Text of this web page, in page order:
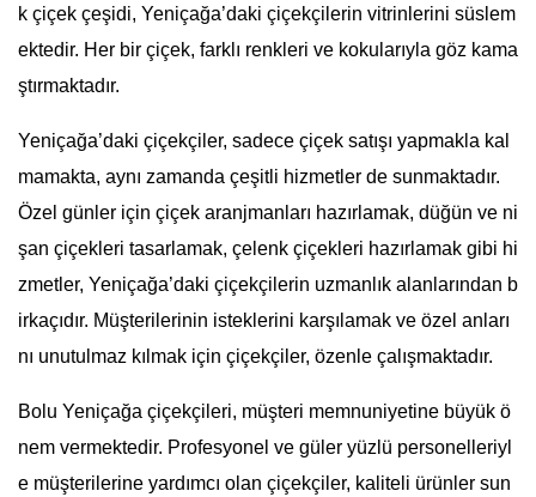
k çiçek çeşidi, Yeniçağa’daki çiçekçilerin vitrinlerini süslem
ektedir. Her bir çiçek, farklı renkleri ve kokularıyla göz kama
ştırmaktadır.
Yeniçağa’daki çiçekçiler, sadece çiçek satışı yapmakla kal
mamakta, aynı zamanda çeşitli hizmetler de sunmaktadır.
Özel günler için çiçek aranjmanları hazırlamak, düğün ve ni
şan çiçekleri tasarlamak, çelenk çiçekleri hazırlamak gibi hi
zmetler, Yeniçağa’daki çiçekçilerin uzmanlık alanlarından b
irkaçıdır. Müşterilerinin isteklerini karşılamak ve özel anları
nı unutulmaz kılmak için çiçekçiler, özenle çalışmaktadır.
Bolu Yeniçağa çiçekçileri, müşteri memnuniyetine büyük ö
nem vermektedir. Profesyonel ve güler yüzlü personelleriyl
e müşterilerine yardımcı olan çiçekçiler, kaliteli ürünler sun